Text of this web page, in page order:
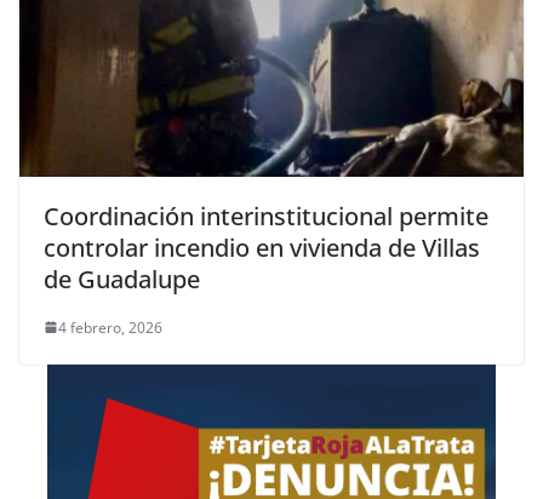
Coordinación interinstitucional permite
controlar incendio en vivienda de Villas
de Guadalupe
4 febrero, 2026